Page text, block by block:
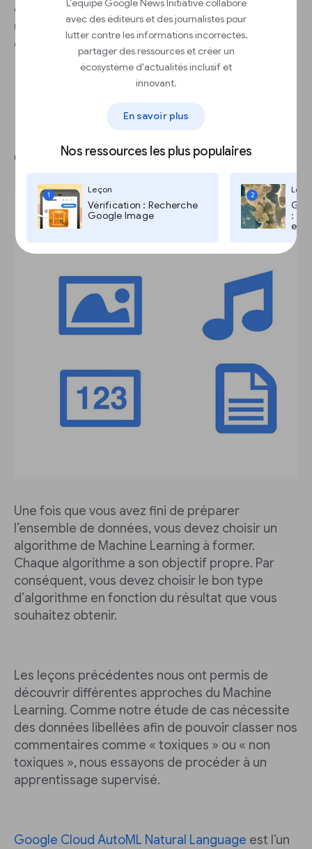
L'équipe Google News Initiative collabore
avec des éditeurs et des journalistes pour
lutter contre les informations incorrectes,
partager des ressources et créer un
écosystème d'actualités inclusif et
innovant.
En savoir plus
Nos ressources les plus populaires
1
Leçon
Vérification : Recherche
Google Image
2
:
et
en tenant compte du contexte et du langage
utilisé, afin que le modèle puisse rendre compte
de la variation de votre espace problématique.
Choix d’un algorithme
Une fois que vous avez fini de préparer
l’ensemble de données, vous devez choisir un
algorithme de Machine Learning à former.
Chaque algorithme a son objectif propre. Par
conséquent, vous devez choisir le bon type
d’algorithme en fonction du résultat que vous
souhaitez obtenir.
Les leçons précédentes nous ont permis de
découvrir différentes approches du Machine
Learning. Comme notre étude de cas nécessite
des données libellées afin de pouvoir classer nos
commentaires comme « toxiques » ou « non
toxiques », nous essayons de procéder à un
apprentissage supervisé.
Google Cloud AutoML Natural Language est l’un